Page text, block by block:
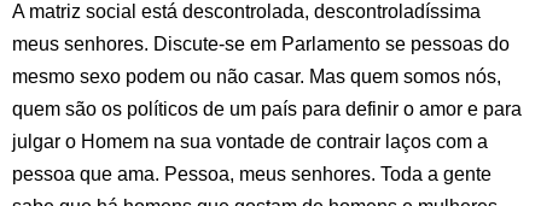
A matriz social está descontrolada, descontroladíssima
meus senhores. Discute-se em Parlamento se pessoas do
mesmo sexo podem ou não casar. Mas quem somos nós,
quem são os políticos de um país para definir o amor e para
julgar o Homem na sua vontade de contrair laços com a
pessoa que ama. Pessoa, meus senhores. Toda a gente